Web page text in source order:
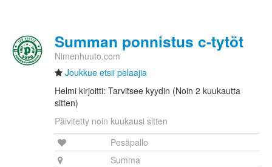
Summan ponnistus c-tytöt
Nimenhuuto.com
Joukkue etsii pelaajia
Helmi kirjoitti: Tarvitsee kyydin (Noin 2 kuukautta
sitten)
Päivitetty noin kuukausi sitten
Pesäpallo
Summa